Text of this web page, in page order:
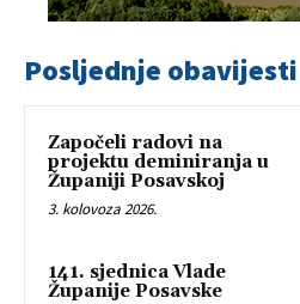
Posljednje obavijesti
Započeli radovi na
projektu deminiranja u
Županiji Posavskoj
3. kolovoza 2026.
141. sjednica Vlade
Županije Posavske